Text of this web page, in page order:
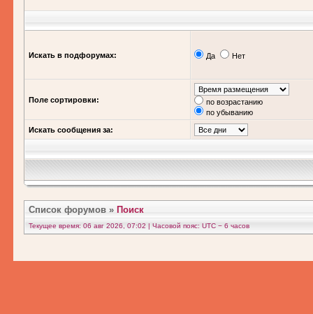
Искать в подфорумах: Да Нет
Поле сортировки:
по возрастанию
по убыванию
Искать сообщения за:
Список форумов » Поиск
Текущее время: 06 авг 2026, 07:02 | Часовой пояс: UTC − 6 часов